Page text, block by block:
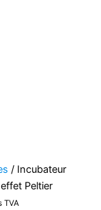
/ Incubateur
Peltier
TVA